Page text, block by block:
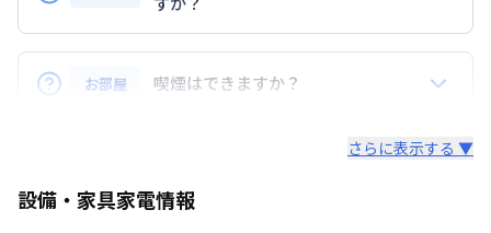
次回更新日
情報更新日より14日以内
お持ち込みいただけます。
ただし、標準設備として部屋に備え付けの家具・家電
以外の扱いについては当社では責任を負いかねます。
また、お持ち込みいただいた家具や家電はご退去時に
お部屋 喫煙はできますか？
さらに表示する ▼
設備・家具家電情報